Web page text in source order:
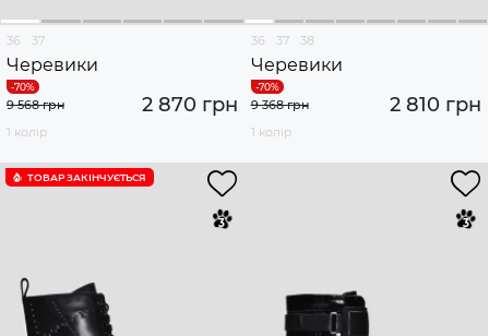
36 37
Черевики
2 870 грн
9 568 грн
1 колір
36 37 38
Черевики
2 810 грн
9 368 грн
1 колір
ТОВАР ЗАКІНЧУЄTЬСЯ